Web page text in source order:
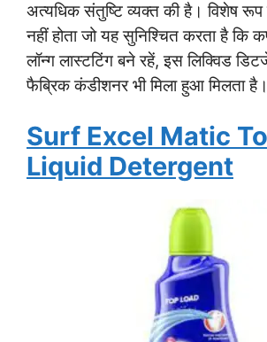
अत्यधिक संतुष्टि व्यक्त की है। विशेष
नहीं होता जो यह सुनिश्चित करता है
लॉन्ग लास्टटिंग बने रहें, इस लिक्विड
फैब्रिक कंडीशनर भी मिला हुआ मिलता है।
Surf Excel Matic
Liquid Detergent